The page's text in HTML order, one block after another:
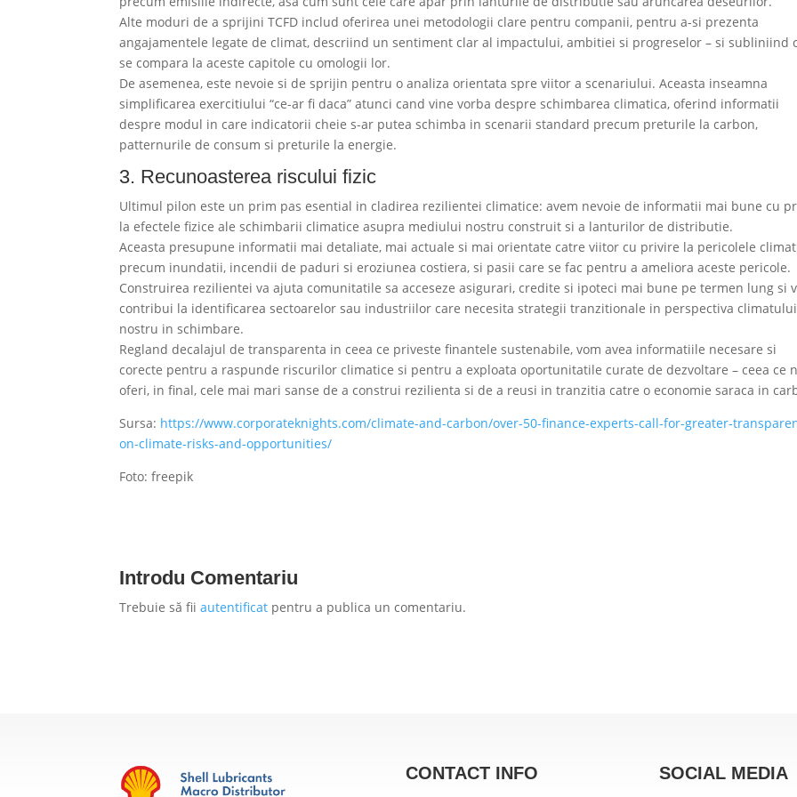
Alte moduri de a sprijini TCFD includ oferirea unei metodologii clare pentru companii, pentru a-si prezenta
angajamentele legate de climat, descriind un sentiment clar al impactului, ambitiei si progreselor – si subliniind
se compara la aceste capitole cu omologii lor.
De asemenea, este nevoie si de sprijin pentru o analiza orientata spre viitor a scenariului. Aceasta inseamna
simplificarea exercitiului “ce-ar fi daca” atunci cand vine vorba despre schimbarea climatica, oferind informatii
despre modul in care indicatorii cheie s-ar putea schimba in scenarii standard precum preturile la carbon,
patternurile de consum si preturile la energie.
3. Recunoasterea riscului fizic
Ultimul pilon este un prim pas esential in cladirea rezilientei climatice: avem nevoie de informatii mai bune cu
la efectele fizice ale schimbarii climatice asupra mediului nostru construit si a lanturilor de distributie.
Aceasta presupune informatii mai detaliate, mai actuale si mai orientate catre viitor cu privire la pericolele
precum inundatii, incendii de paduri si eroziunea costiera, si pasii care se fac pentru a ameliora aceste pericole.
Construirea rezilientei va ajuta comunitatile sa acceseze asigurari, credite si ipoteci mai bune pe termen lung si
contribui la identificarea sectoarelor sau industriilor care necesita strategii tranzitionale in perspectiva climatului
nostru in schimbare.
Regland decalajul de transparenta in ceea ce priveste finantele sustenabile, vom avea informatiile necesare si
corecte pentru a raspunde riscurilor climatice si pentru a exploata oportunitatile curate de dezvoltare – ceea ce
oferi, in final, cele mai mari sanse de a construi rezilienta si de a reusi in tranzitia catre o economie saraca in
Sursa: https://www.corporateknights.com/climate-and-carbon/over-50-finance-experts-call-for-greater-
on-climate-risks-and-opportunities/
Foto: freepik
Introdu Comentariu
Trebuie să fiiautentificat pentru a publica un comentariu.
CONTACT INFO SOCIAL MEDIA